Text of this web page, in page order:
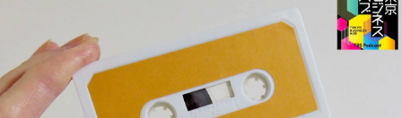
YouTube
会社情報